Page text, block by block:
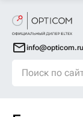
info@opticom.ru